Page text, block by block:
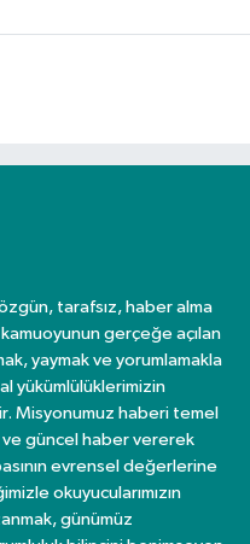
tarafsız, haber alma
gerçeğe açılan
yaymak ve yorumlamakla
yükümlülüklerimizin
Misyonumuz haberi temel
ve güncel haber vererek
evrensel değerlerine
okuyucularımızın
günümüz